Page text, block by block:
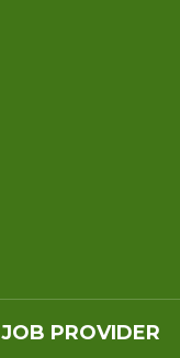
JOB PROVIDER